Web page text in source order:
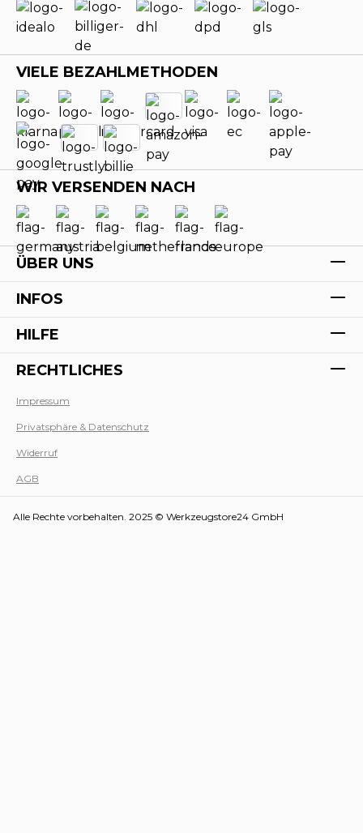
VIELE BEZAHLMETHODEN
WIR VERSENDEN NACH
ÜBER UNS
INFOS
HILFE
RECHTLICHES
Impressum
Privatsphäre & Datenschutz
Widerruf
AGB
Alle Rechte vorbehalten. 2025 © Werkzeugstore24 GmbH